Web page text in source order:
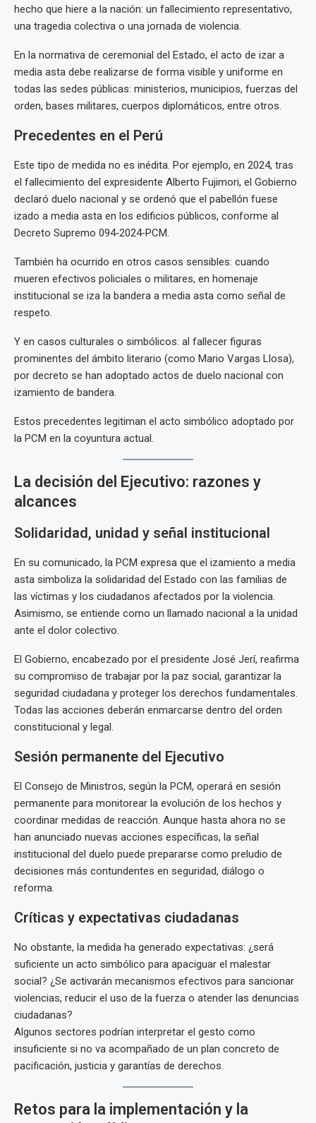
hecho que hiere a la nación: un fallecimiento representativo,
una tragedia colectiva o una jornada de violencia.
En la normativa de ceremonial del Estado, el acto de izar a
media asta debe realizarse de forma visible y uniforme en
todas las sedes públicas: ministerios, municipios, fuerzas del
orden, bases militares, cuerpos diplomáticos, entre otros.
Precedentes en el Perú
Este tipo de medida no es inédita. Por ejemplo, en 2024, tras
el fallecimiento del expresidente Alberto Fujimori, el Gobierno
declaró duelo nacional y se ordenó que el pabellón fuese
izado a media asta en los edificios públicos, conforme al
Decreto Supremo 094‑2024‑PCM.
También ha ocurrido en otros casos sensibles: cuando
mueren efectivos policiales o militares, en homenaje
institucional se iza la bandera a media asta como señal de
respeto.
Y en casos culturales o simbólicos: al fallecer figuras
prominentes del ámbito literario (como Mario Vargas Llosa),
por decreto se han adoptado actos de duelo nacional con
izamiento de bandera.
Estos precedentes legitiman el acto simbólico adoptado por
la PCM en la coyuntura actual.
La decisión del Ejecutivo: razones y
alcances
Solidaridad, unidad y señal institucional
En su comunicado, la PCM expresa que el izamiento a media
asta simboliza la solidaridad del Estado con las familias de
las víctimas y los ciudadanos afectados por la violencia.
Asimismo, se entiende como un llamado nacional a la unidad
ante el dolor colectivo.
El Gobierno, encabezado por el presidente José Jerí, reafirma
su compromiso de trabajar por la paz social, garantizar la
seguridad ciudadana y proteger los derechos fundamentales.
Todas las acciones deberán enmarcarse dentro del orden
constitucional y legal.
Sesión permanente del Ejecutivo
El Consejo de Ministros, según la PCM, operará en sesión
permanente para monitorear la evolución de los hechos y
coordinar medidas de reacción. Aunque hasta ahora no se
han anunciado nuevas acciones específicas, la señal
institucional del duelo puede prepararse como preludio de
decisiones más contundentes en seguridad, diálogo o
reforma.
Críticas y expectativas ciudadanas
No obstante, la medida ha generado expectativas: ¿será
suficiente un acto simbólico para apaciguar el malestar
social? ¿Se activarán mecanismos efectivos para sancionar
violencias, reducir el uso de la fuerza o atender las denuncias
ciudadanas?
Algunos sectores podrían interpretar el gesto como
insuficiente si no va acompañado de un plan concreto de
pacificación, justicia y garantías de derechos.
Retos para la implementación y la